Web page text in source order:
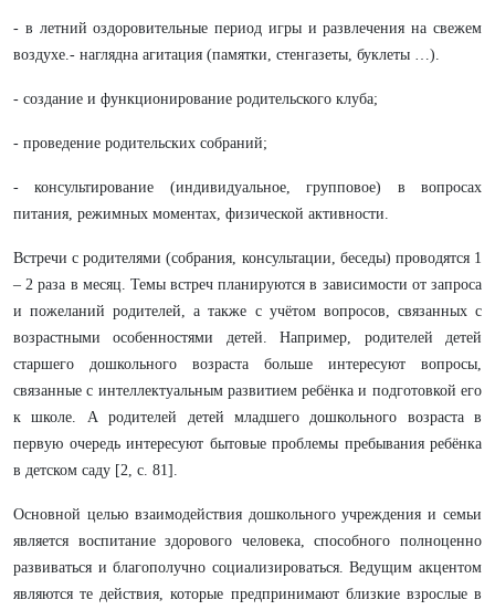
- в летний оздоровительные период игры и развлечения на свежем
воздухе.- наглядна агитация (памятки, стенгазеты, буклеты …).
- создание и функционирование родительского клуба;
- проведение родительских собраний;
- консультирование (индивидуальное, групповое) в вопросах
питания, режимных моментах, физической активности.
Встречи с родителями (собрания, консультации, беседы) проводятся 1
– 2 раза в месяц. Темы встреч планируются в зависимости от запроса
и пожеланий родителей, а также с учётом вопросов, связанных с
возрастными особенностями детей. Например, родителей детей
старшего дошкольного возраста больше интересуют вопросы,
связанные с интеллектуальным развитием ребёнка и подготовкой его
к школе. А родителей детей младшего дошкольного возраста в
первую очередь интересуют бытовые проблемы пребывания ребёнка
в детском саду [2, с. 81].
Основной целью взаимодействия дошкольного учреждения и семьи
является воспитание здорового человека, способного полноценно
развиваться и благополучно социализироваться. Ведущим акцентом
являются те действия, которые предпринимают близкие взрослые в